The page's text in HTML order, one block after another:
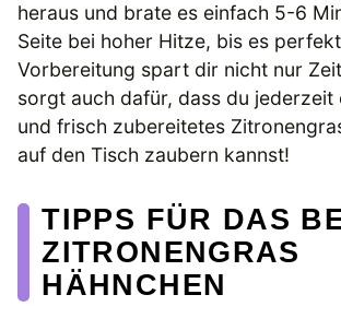
heraus und brate es einfach 5-6
Seite bei hoher Hitze, bis es
Vorbereitung spart dir nicht nur
sorgt auch dafür, dass du jederzeit
und frisch zubereitetes
auf den Tisch zaubern kannst!
TIPPS FÜR DAS
ZITRONENGRAS
HÄHNCHEN